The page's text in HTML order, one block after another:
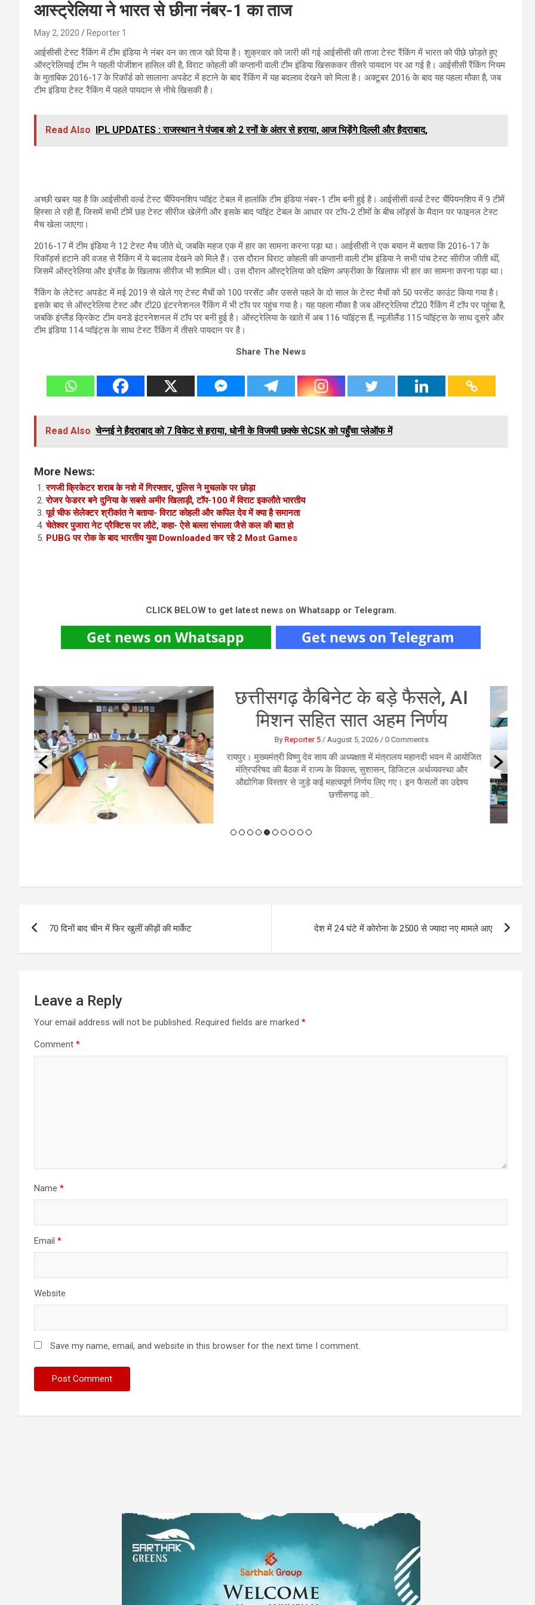
आस्ट्रेलिया ने भारत से छीना नंबर-1 का ताज
May 2, 2020 Reporter 1
आईसीसी टेस्ट रैंकिंग में टीम इंडिया ने नंबर वन का ताज खो दिया है। शुक्रवार को जारी की गई आईसीसी की ताजा टेस्ट रैंकिंग में भारत को पीछे छोड़ते हुए
ऑस्ट्रेलियाई टीम ने पहली पोजीशन हासिल की है, विराट कोहली की कप्तानी वाली टीम इंडिया खिसककर तीसरे पायदान पर आ गई है। आईसीसी रैंकिंग नियम
के मुताबिक 2016-17 के रिकॉर्ड को सालाना अपडेट में हटाने के बाद रैंकिंग में यह बदलाव देखने को मिला है। अक्टूबर 2016 के बाद यह पहला मौका है, जब
टीम इंडिया टेस्ट रैंकिंग में पहले पायदान से नीचे खिसकी है।
Read Also IPL UPDATES : राजस्थान ने पंजाब को 2 रनों के अंतर से हराया, आज भिड़ेंगे दिल्ली और हैदराबाद,
अच्छी खबर यह है कि आईसीसी वर्ल्ड टेस्ट चैंपियनशिप प्वॉइंट टेबल में हालांकि टीम इंडिया नंबर-1 टीम बनी हुई है। आईसीसी वर्ल्ड टेस्ट चैंपियनशिप में 9 टीमें
हिस्सा ले रही हैं, जिसमें सभी टीमें छह टेस्ट सीरीज खेलेंगी और इसके बाद प्वॉइंट टेबल के आधार पर टॉप-2 टीमों के बीच लॉर्ड्स के मैदान पर फाइनल टेस्ट
मैच खेला जाएगा।
2016-17 में टीम इंडिया ने 12 टेस्ट मैच जीते थे, जबकि महज एक में हार का सामना करना पड़ा था। आईसीसी ने एक बयान में बताया कि 2016-17 के
रिकॉर्ड्स हटाने की वजह से रैंकिंग में ये बदलाव देखने को मिले हैं। उस दौरान विराट कोहली की कप्तानी वाली टीम इंडिया ने सभी पांच टेस्ट सीरीज जीती थीं,
जिसमें ऑस्ट्रेलिया और इंग्लैंड के खिलाफ सीरीज भी शामिल थी। उस दौरान ऑस्ट्रेलिया को दक्षिण अफ्रीका के खिलाफ भी हार का सामना करना पड़ा था।
रैंकिंग के लेटेस्ट अपडेट में मई 2019 से खेले गए टेस्ट मैचों को 100 परसेंट और उससे पहले के दो साल के टेस्ट मैचों को 50 परसेंट काउंट किया गया है।
इसके बाद से ऑस्ट्रेलिया टेस्ट और टी20 इंटरनेशनल रैंकिंग में भी टॉप पर पहुंच गया है। यह पहला मौका है जब ऑस्ट्रेलिया टी20 रैंकिंग में टॉप पर पहुंचा है,
जबकि इंग्लैंड क्रिकेट टीम वनडे इंटरनेशनल में टॉप पर बनी हुई है। ऑस्ट्रेलिया के खाते में अब 116 प्वॉइंट्स हैं, न्यूजीलैंड 115 प्वॉइंट्स के साथ दूसरे और
टीम इंडिया 114 प्वॉइंट्स के साथ टेस्ट रैंकिंग में तीसरे पायदान पर है।
Share The News
Read Also चेन्नई ने हैदराबाद को 7 विकेट से हराया, धोनी के विजयी छक्के सेCSK को पहुँचा प्लेऑफ में
More News:
रणजी क्रिकेटर शराब के नशे में गिरफ्तार, पुलिस ने मुचलके पर छोड़ा
रोजर फेडरर बने दुनिया के सबसे अमीर खिलाड़ी, टॉप-100 में विराट इकलौते भारतीय
पूर्व चीफ सेलेक्टर श्रीकांत ने बताया- विराट कोहली और कपिल देव में क्या है समानता
चेतेश्वर पुजारा नेट प्रैक्टिस पर लौटे, कहा- ऐसे बल्ला संभाला जैसे कल की बात हो
PUBG पर रोक के बाद भारतीय युवा Downloaded कर रहे 2 Most Games
CLICK BELOW to get latest news on Whatsapp or Telegram.
एयर इंडिया की फ्लाइट में तेज टर्बुलेंस
की चपेट, यात्रियों में मचा हड़कंप
ByUser 6/August 4, 2026 /0 Comments
नई दिल्ली। एअर इंडिया की फुकेट से दिल्ली आ रही फ्लाइट AI2379 मंगलवार को
तेज टर्बुलेंस की चपेट में आ गई। अचानक तेज झटकों के कारण विमान कई बार हिलने
लगा और कुछ समय के लिए नीचे की ओर आया।...
70 दिनों बाद चीन में फिर खुलीं कीड़ों की मार्केट देश में 24 घंटे में कोरोना के 2500 से ज्यादा नए मामले आए
Leave a Reply
Your email address will not be published. Required fields are marked *
Comment *
Name *
Email *
Website
Save my name, email, and website in this browser for the next time I comment.